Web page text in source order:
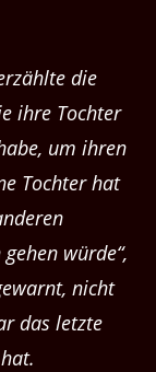
die
ihre Tochter
um ihren
Tochter hat
würde“,
nicht
das letzte